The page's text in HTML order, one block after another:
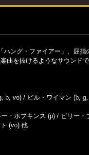
ング・ファイアー」、屈
曲を抜けるようなサウンドで
b, vo) / ビル・ワイマン (b,
・ホプキンス (p) / ビリー
(vo) 他